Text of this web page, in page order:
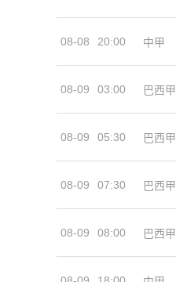
08-08 20:00 中甲
08-09 03:00 巴西甲
08-09 05:30 巴西甲
08-09 07:30 巴西甲
08-09 08:00 巴西甲